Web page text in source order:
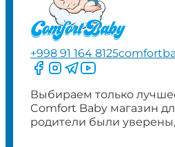
+998 91 164 8125
Следите за нами на
Следите за нами в
Следите за нами в
Следите за нами
Выбираем только
Comfort Baby магазин
родители были